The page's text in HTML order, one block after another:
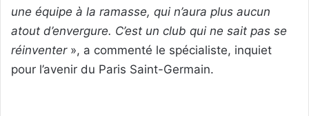
une équipe à la ramasse, qui n’aura plus aucun
atout d’envergure. C’est un club qui ne sait pas se
réinventer», a commenté le spécialiste, inquiet
pour l’avenir du Paris Saint-Germain.